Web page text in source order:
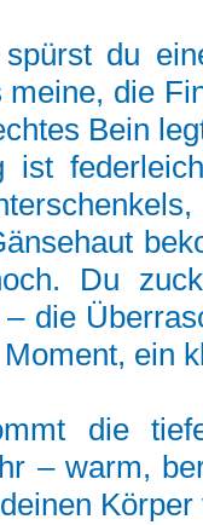
spürst du
meine, die
Bein
ist
Du
die
ein
die
– warm,